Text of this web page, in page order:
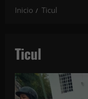
Inicio Ticul
Ticul